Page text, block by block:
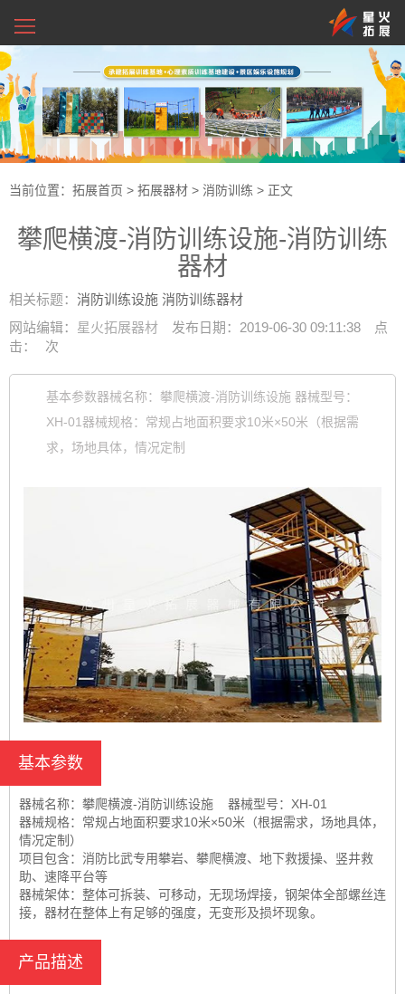
当前位置： 拓展首页 > 拓展器材 > 消防训练 > 正文
攀爬横渡-消防训练设施-消防训练
器材
相关标题： 消防训练设施 消防训练器材
网站编辑： 星火拓展器材 发布日期：2019-06-30 09:11:38
点
击：
次
基本参数器械名称：攀爬横渡-消防训练设施 器械型号：
XH-01器械规格：常规占地面积要求10米×50米（根据需
求，场地具体，情况定制
基本参数
器械名称：攀爬横渡-消防训练设施 器械型号：XH-01
器械规格：常规占地面积要求10米×50米（根据需求，场地具体，
情况定制）
项目包含：消防比武专用攀岩、攀爬横渡、地下救援操、竖井救
助、速降平台等
器械架体：整体可拆装、可移动，无现场焊接，钢架体全部螺丝连
接，器材在整体上有足够的强度，无变形及损坏现象。
产品描述